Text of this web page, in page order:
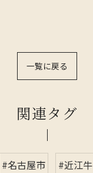
一覧に戻る
関連タグ
#名古屋市 #近江牛